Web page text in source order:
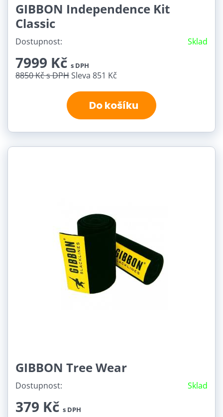
GIBBON Independence Kit
Classic
Dostupnost: Sklad
7999 Kč s DPH
8850 Kčs DPHSleva 851 Kč
Do košíku
GIBBON Tree Wear
Dostupnost: Sklad
379 Kč s DPH